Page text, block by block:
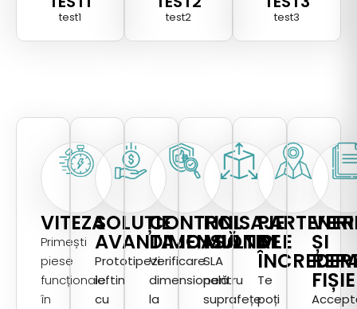
test1 test2 test3
VITEZA
Primești
piese
funcționale
în
SOLUȚIE
AVANTAJOASĂ
Prototipezi
ieftin
cu
CONTROL
DIMENSIONAL
Verificare
dimensională
la
FINISAJE
MULTIPLE
SLA
pentru
suprafețe
PARTENER
DE
Te
poți
ȘI